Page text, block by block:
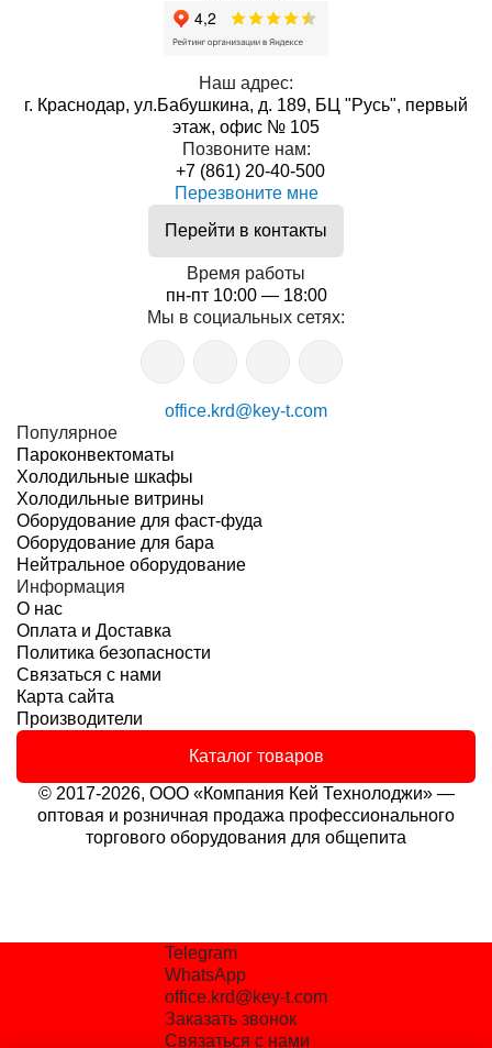
Наш адрес:
г. Краснодар, ул.Бабушкина, д. 189, БЦ "Русь", первый
этаж, офис № 105
Позвоните нам:
+7 (861) 20-40-500
Перезвоните мне
Перейти в контакты
Время работы
пн-пт 10:00 — 18:00
Мы в социальных сетях:
office.krd@key-t.com
Популярное
Пароконвектоматы
Холодильные шкафы
Холодильные витрины
Оборудование для фаст-фуда
Оборудование для бара
Нейтральное оборудование
Информация
О нас
Оплата и Доставка
Политика безопасности
Связаться с нами
Карта сайта
Производители
Каталог товаров
© 2017-2026, ООО «Компания Кей Технолоджи» —
оптовая и розничная продажа профессионального
торгового оборудования для общепита
Telegram
WhatsApp
office.krd@key-t.com
Заказать звонок
Связаться с нами